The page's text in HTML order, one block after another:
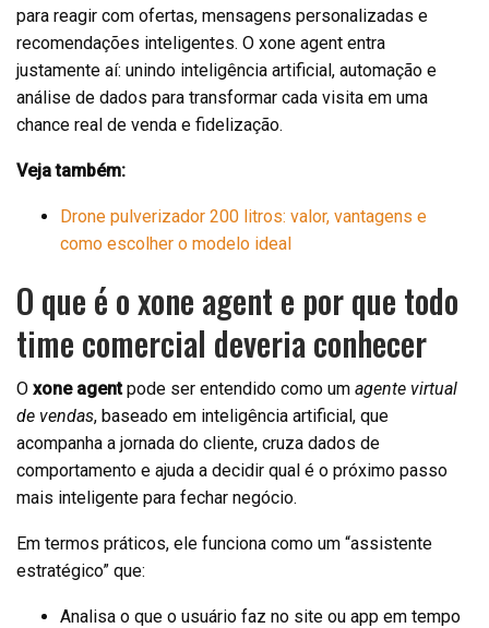
para reagir com ofertas, mensagens personalizadas e
recomendações inteligentes. O xone agent entra
justamente aí: unindo inteligência artificial, automação e
análise de dados para transformar cada visita em uma
chance real de venda e fidelização.
Veja também:
Drone pulverizador 200 litros: valor, vantagens e
como escolher o modelo ideal
O que é o xone agent e por que todo
time comercial deveria conhecer
O xone agentpode ser entendido como um agente virtual
de vendas, baseado em inteligência artificial, que
acompanha a jornada do cliente, cruza dados de
comportamento e ajuda a decidir qual é o próximo passo
mais inteligente para fechar negócio.
Em termos práticos, ele funciona como um “assistente
estratégico” que:
Analisa o que o usuário faz no site ou app em tempo